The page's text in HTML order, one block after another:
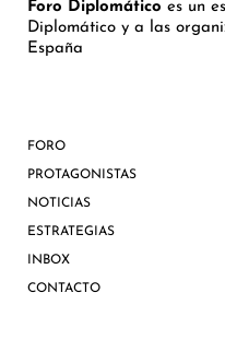
Foro Diplomático es un
Diplomático y a las
España
FORO
PROTAGONISTAS
NOTICIAS
ESTRATEGIAS
INBOX
CONTACTO